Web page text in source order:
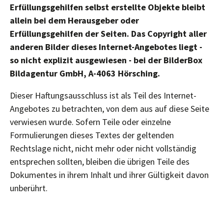
Erfüllungsgehilfen selbst erstellte Objekte bleibt
allein bei dem Herausgeber oder
Erfüllungsgehilfen der Seiten. Das Copyright aller
anderen Bilder dieses Internet-Angebotes liegt -
so nicht explizit ausgewiesen - bei der BilderBox
Bildagentur GmbH, A-4063 Hörsching.
Dieser Haftungsausschluss ist als Teil des Internet-
Angebotes zu betrachten, von dem aus auf diese Seite
verwiesen wurde. Sofern Teile oder einzelne
Formulierungen dieses Textes der geltenden
Rechtslage nicht, nicht mehr oder nicht vollständig
entsprechen sollten, bleiben die übrigen Teile des
Dokumentes in ihrem Inhalt und ihrer Gültigkeit davon
unberührt.